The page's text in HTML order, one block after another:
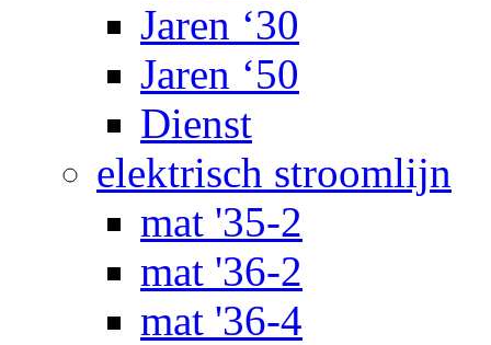
Jaren ‘30
Jaren ‘50
Dienst
elektrisch stroomlijn
mat '35-2
mat '36-2
mat '36-4